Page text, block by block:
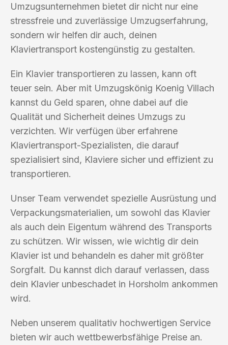
Umzugsunternehmen bietet dir nicht nur eine
stressfreie und zuverlässige Umzugserfahrung,
sondern wir helfen dir auch, deinen
Klaviertransport kostengünstig zu gestalten.
Ein Klavier transportieren zu lassen, kann oft
teuer sein. Aber mit Umzugskönig Koenig Villach
kannst du Geld sparen, ohne dabei auf die
Qualität und Sicherheit deines Umzugs zu
verzichten. Wir verfügen über erfahrene
Klaviertransport-Spezialisten, die darauf
spezialisiert sind, Klaviere sicher und effizient zu
transportieren.
Unser Team verwendet spezielle Ausrüstung und
Verpackungsmaterialien, um sowohl das Klavier
als auch dein Eigentum während des Transports
zu schützen. Wir wissen, wie wichtig dir dein
Klavier ist und behandeln es daher mit größter
Sorgfalt. Du kannst dich darauf verlassen, dass
dein Klavier unbeschadet in Horsholm ankommen
wird.
Neben unserem qualitativ hochwertigen Service
bieten wir auch wettbewerbsfähige Preise an.